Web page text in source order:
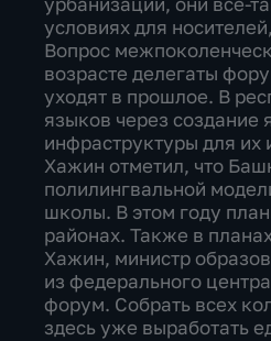
урбанизации, они все-
условиях для
Вопрос
возрасте делегаты
уходят в прошлое. В
языков через
инфраструктуры для их
Хажин отметил, что
полилингвальной
школы. В этом году
районах. Также в
Хажин, министр
из федерального
форум. Собрать всех
здесь уже выработать